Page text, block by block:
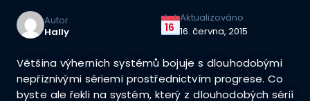
Autor
Hally
16
Aktualizováno
16. června, 2015
Většina výherních systémů bojuje s dlouhodobými
nepříznivými sériemi prostřednictvím progrese. Co
byste ale řekli na systém, který z dlouhodobých sérií